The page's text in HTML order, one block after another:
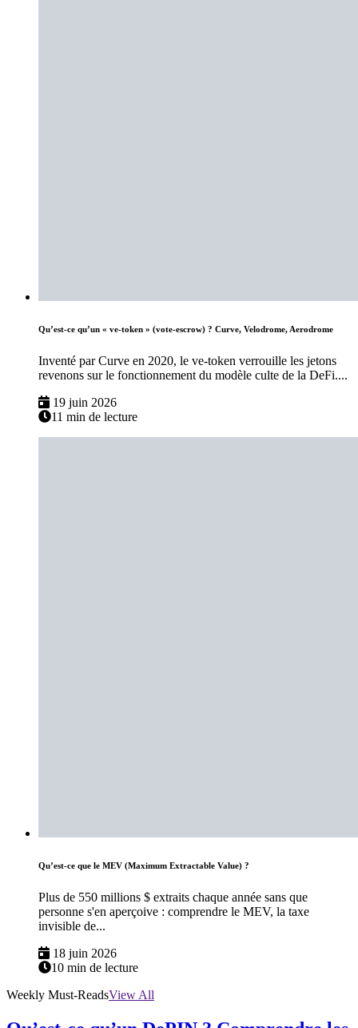
Qu’est-ce qu’un « ve-token » (vote-escrow) ? Curve, Velodrome, Aerodrome
Inventé par Curve en 2020, le ve-token verrouille les jetons
revenons sur le fonctionnement du modèle culte de la DeFi....
19 juin 2026
11 min de lecture
Qu’est-ce que le MEV (Maximum Extractable Value) ?
Plus de 550 millions $ extraits chaque année sans que
personne s'en aperçoive : comprendre le MEV, la taxe
invisible de...
18 juin 2026
10 min de lecture
Weekly Must-ReadsView All